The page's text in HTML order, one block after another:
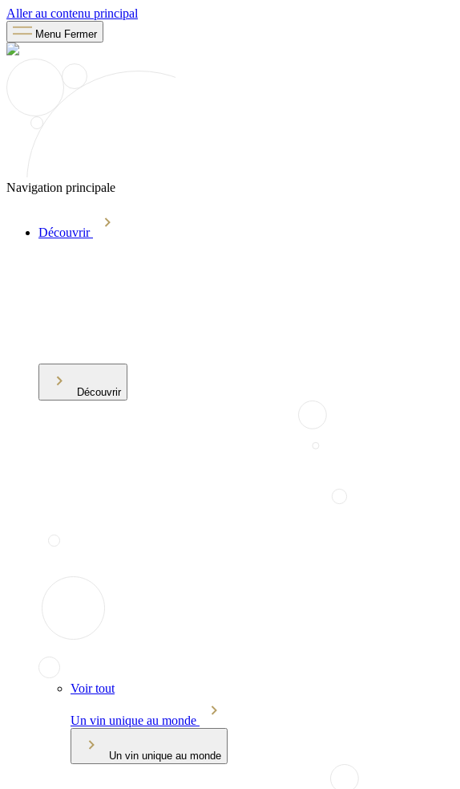
Aller au contenu principal
Menu Fermer
Navigation principale
Découvrir
Découvrir
Voir tout
Un vin unique au monde
Un vin unique au monde